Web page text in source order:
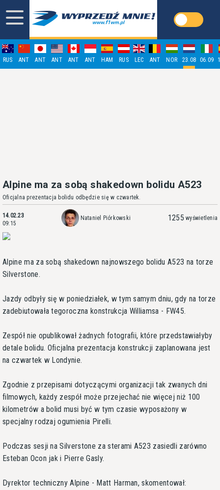
RUS ANT ANT ANT ANT ANT HAM RUS LEC ANT NOR 23.08 06.09
Alpine ma za sobą shakedown bolidu A523
Oficjalna prezentacja bolidu odbędzie się w czwartek.
14.02.23
09:15
Nataniel Piórkowski 1255 wyświetlenia
Alpine ma za sobą shakedown najnowszego bolidu A523 na torze
Silverstone.
Jazdy odbyły się w poniedziałek, w tym samym dniu, gdy na torze
zadebiutowała tegoroczna konstrukcja Williamsa - FW45.
Zespół nie opublikował żadnych fotografii, które przedstawiałyby
detale bolidu. Oficjalna prezentacja konstrukcji zaplanowana jest
na czwartek w Londynie.
Zgodnie z przepisami dotyczącymi organizacji tak zwanych dni
filmowych, każdy zespół może przejechać nie więcej niż 100
kilometrów a bolid musi być w tym czasie wyposażony w
specjalny rodzaj ogumienia Pirelli.
Podczas sesji na Silverstone za sterami A523 zasiedli zarówno
Esteban Ocon jak i Pierre Gasly.
Dyrektor techniczny Alpine - Matt Harman, skomentował: